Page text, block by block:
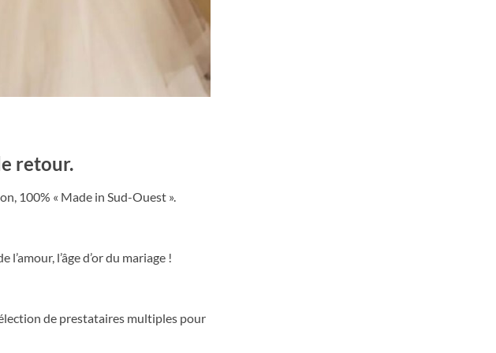
retour.
100% « Made in Sud-Ouest ».
l’âge d’or du mariage !
de prestataires multiples pour